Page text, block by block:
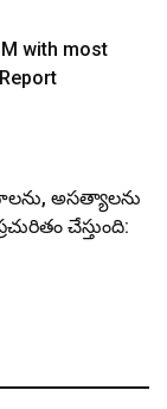
with most
అసత్యాలను
చేస్తుంది: